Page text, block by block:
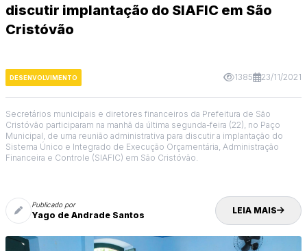
discutir implantação do SIAFIC em São
Cristóvão
DESENVOLVIMENTO 1385 23/11/2021
Secretários municipais e diretores financeiros da Prefeitura de São
Cristóvão participaram na manhã da última segunda-feira (22), no Paço
Municipal, de uma reunião administrativa para discutir a implantação do
Sistema Único e Integrado de Execução Orçamentária, Administração
Financeira e Controle (SIAFIC) em São Cristóvão.
Publicado por
Yago de Andrade Santos LEIA MAIS